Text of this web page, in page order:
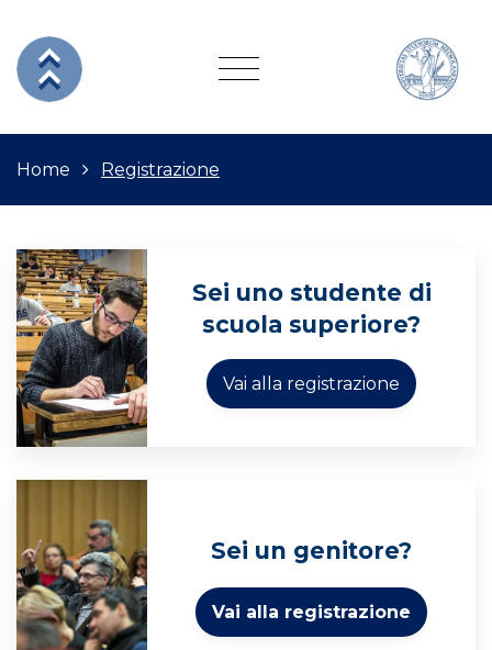
Home Registrazione
Sei uno studente di
scuola superiore?
Sei un genitore?